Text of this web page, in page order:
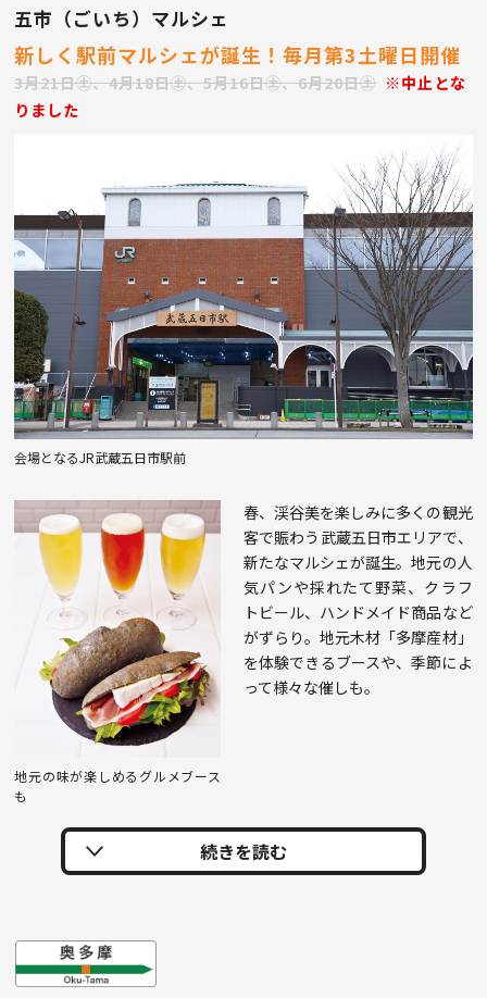
五市（ごいち）マルシェ
新しく駅前マルシェが誕生！毎月第3土曜日開催
3月21日㊏、4月18日㊏、5月16日㊏、6月20日㊏ ※中止とな
りました
会場となるJR武蔵五日市駅前
地元の味が楽しめるグルメブース
も
春、渓谷美を楽しみに多くの観光
客で賑わう武蔵五日市エリアで、
新たなマルシェが誕生。地元の人
気パンや採れたて野菜、クラフ
トビール、ハンドメイド商品など
がずらり。地元木材「多摩産材」
を体験できるブースや、季節によ
って様々な催しも。